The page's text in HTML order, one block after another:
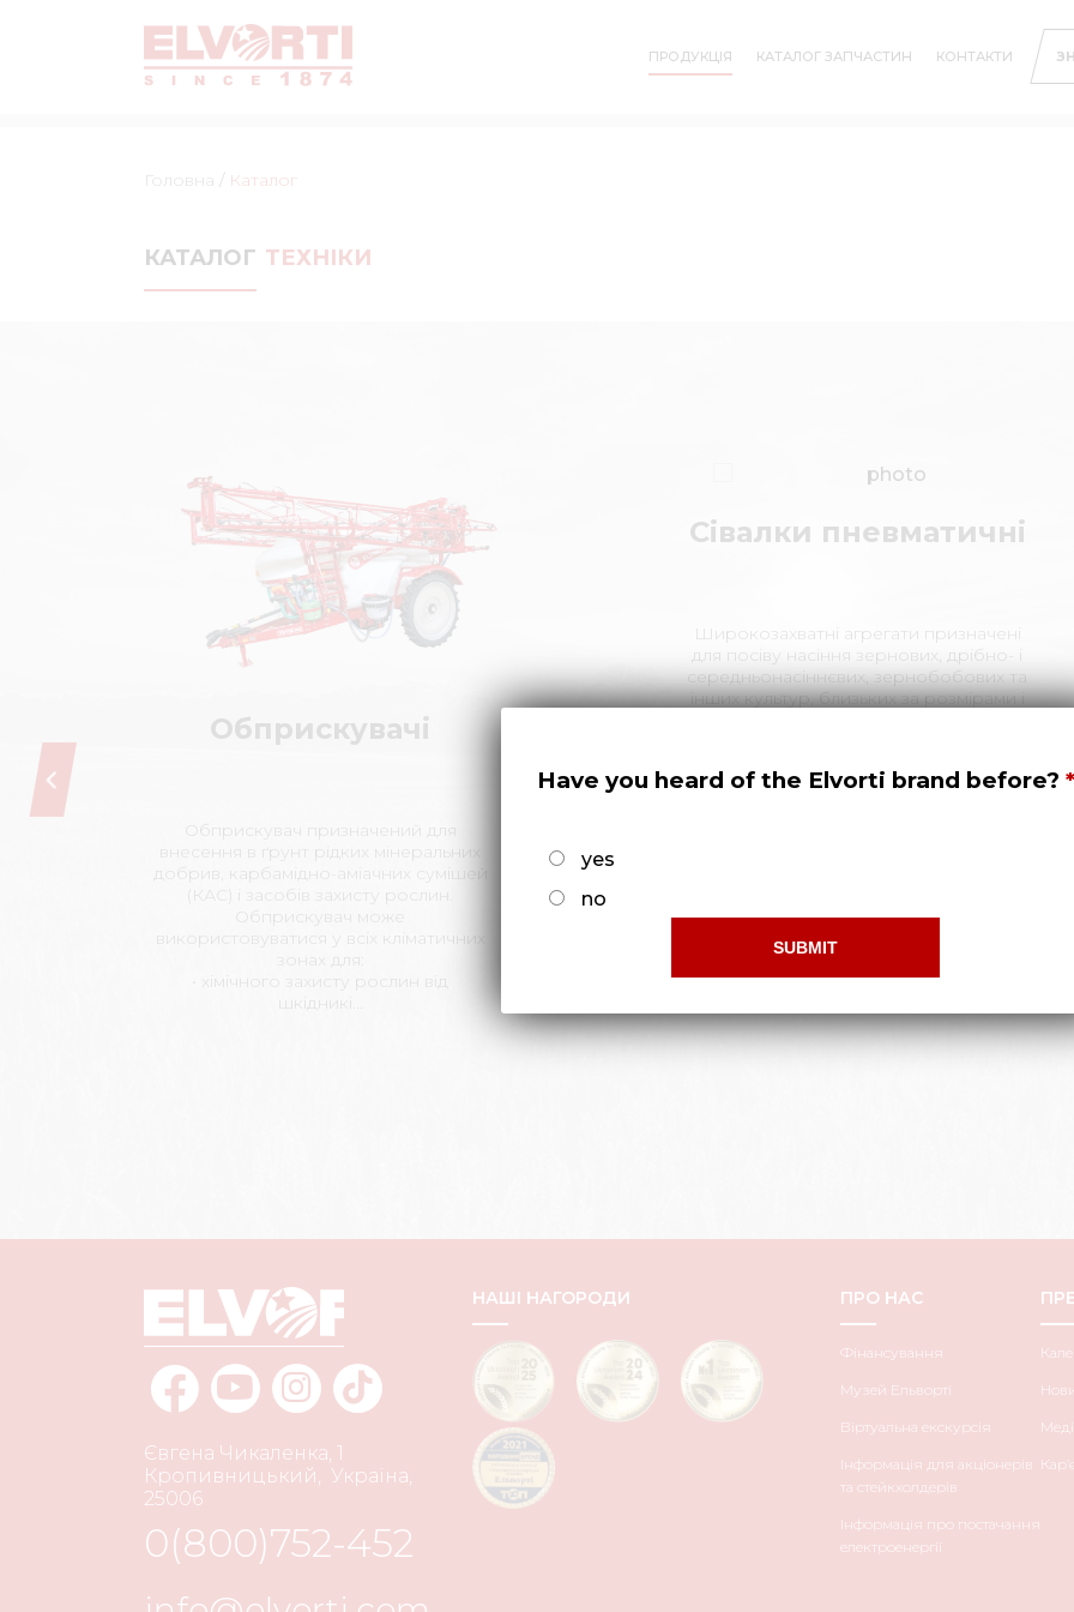
ПРОДУКЦІЯ КАТАЛОГ ЗАПЧАСТИН КОНТАКТИ
Головна / Каталог
КАТАЛОГ ТЕХНІКИ
Обприскувачі
Обприскувач призначений для
внесення в ґрунт рідких мінеральних
добрив, карбамідно-аміачних сумішей
(КАС) і засобів захисту рослин.
Обприскувач може
використовуватися у всіх кліматичних
зонах для:
• хімічного захисту рослин від
шкідникі...
Сівалки пневматичні
Широкозахватні агрегати призначені
для посіву насіння зернових, дрібно- і
середньонасіннєвих, зернобобових та
інших культур, близьких за розмірами і
Євгена Чикаленка, 1
Кропивницький
Україна
25006
0(800)752-452
НАШІ НАГОРОДИ ПРО НАС
Фінансування
Музей Ельворті
Віртуальна екскурсія
Інформація для акціонерів
та стейкхолдерів
Інформація про постачання
електроенергії
Have you heard of the Elvorti brand before?
yes
no